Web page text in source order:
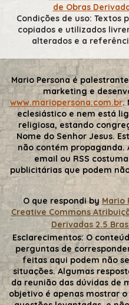
de Obras
Condições de uso: Textos
copiados e utilizados
alterados e a
Mario Persona é
marketing e
www.mariopersona.com.br.
eclesiástico e nem está
religiosa, estando
Nome do Senhor Jesus.
não contém propaganda.
email ou RSS
publicitárias que podem
O que respondiby Mario
Creative Commons
Derivadas 2.5
Esclarecimentos:O
perguntas de
feitas aqui podem não
situações. Algumas
da reunião das dúvidas de
objetivo é apenas mostrar